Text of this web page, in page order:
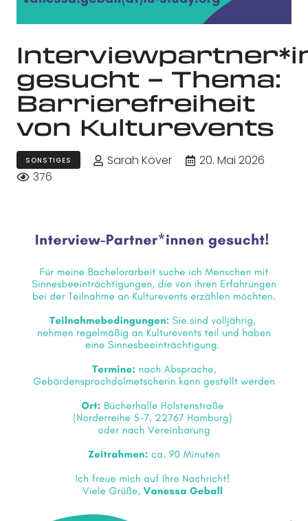
gesucht – Thema:
Barrierefreiheit
von Kulturevents
SONSTIGES Sarah Köver
20. Mai 2026
376